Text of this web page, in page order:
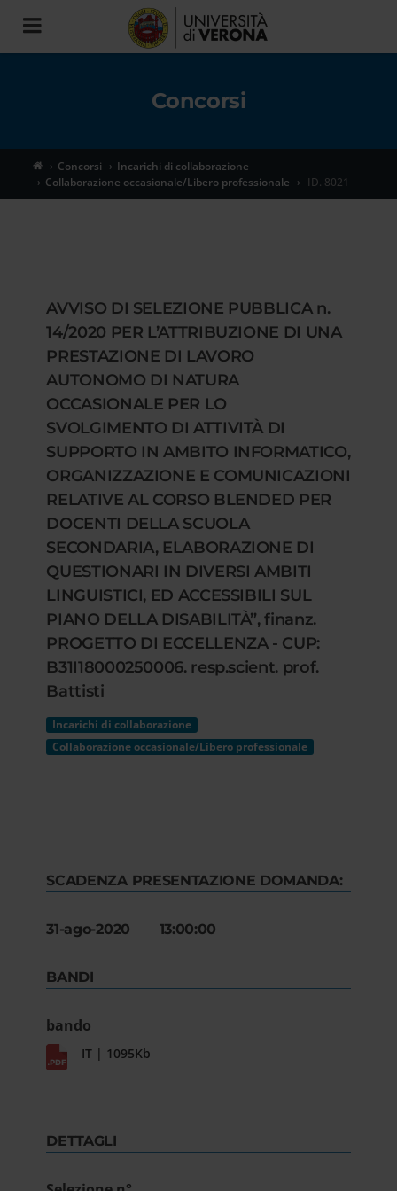
Toggle
navigation
Concorsi
Concorsi
Incarichi di collaborazione
Collaborazione occasionale/Libero professionale
ID. 8021
AVVISO DI SELEZIONE PUBBLICA n.
14/2020 PER L’ATTRIBUZIONE DI UNA
PRESTAZIONE DI LAVORO
AUTONOMO DI NATURA
OCCASIONALE PER LO
SVOLGIMENTO DI ATTIVITÀ DI
SUPPORTO IN AMBITO INFORMATICO,
ORGANIZZAZIONE E COMUNICAZIONI
RELATIVE AL CORSO BLENDED PER
DOCENTI DELLA SCUOLA
SECONDARIA, ELABORAZIONE DI
QUESTIONARI IN DIVERSI AMBITI
LINGUISTICI, ED ACCESSIBILI SUL
PIANO DELLA DISABILITÀ”, finanz.
PROGETTO DI ECCELLENZA - CUP:
B31I18000250006. resp.scient. prof.
Battisti
Incarichi di collaborazione
Collaborazione occasionale/Libero professionale
SCADENZA PRESENTAZIONE DOMANDA:
31-ago-2020 13:00:00
BANDI
bando
IT | 1095Kb
DETTAGLI